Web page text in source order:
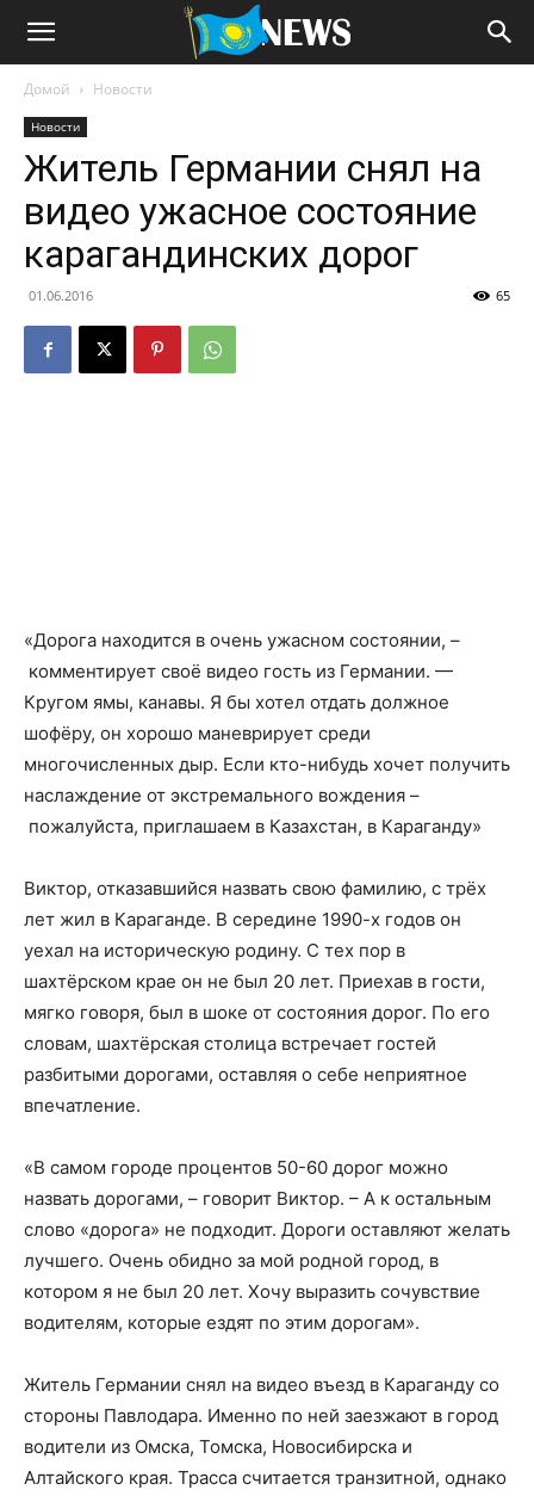
Домой Новости
Новости
Житель Германии снял на
видео ужасное состояние
карагандинских дорог
01.06.2016 65
«Дорога находится в очень ужасном состоянии, –
комментирует своё видео гость из Германии. —
Кругом ямы, канавы. Я бы хотел отдать должное
шофёру, он хорошо маневрирует среди
многочисленных дыр. Если кто-нибудь хочет получить
наслаждение от экстремального вождения –
пожалуйста, приглашаем в Казахстан, в Караганду»
Виктор, отказавшийся назвать свою фамилию, с трёх
лет жил в Караганде. В середине 1990-х годов он
уехал на историческую родину. С тех пор в
шахтёрском крае он не был 20 лет. Приехав в гости,
мягко говоря, был в шоке от состояния дорог. По его
словам, шахтёрская столица встречает гостей
разбитыми дорогами, оставляя о себе неприятное
впечатление.
«В самом городе процентов 50-60 дорог можно
назвать дорогами, – говорит Виктор. – А к остальным
слово «дорога» не подходит. Дороги оставляют желать
лучшего. Очень обидно за мой родной город, в
котором я не был 20 лет. Хочу выразить сочувствие
водителям, которые ездят по этим дорогам».
Житель Германии снял на видео въезд в Караганду со
стороны Павлодара. Именно по ней заезжают в город
водители из Омска, Томска, Новосибирска и
Алтайского края. Трасса считается транзитной, однако